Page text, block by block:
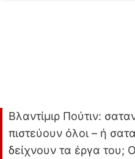
Βλαντίμιρ Πούτιν:
πιστεύουν όλοι – ή
δείχνουν τα έργα του;